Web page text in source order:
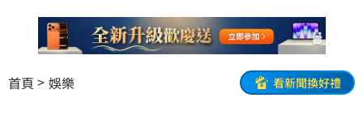
首頁 娛樂 看新聞換好禮